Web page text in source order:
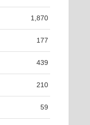
1,870
177
439
210
59